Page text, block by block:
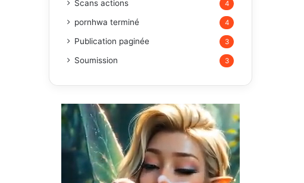
Scans actions 4
pornhwa terminé 4
Publication paginée 3
Soumission 3